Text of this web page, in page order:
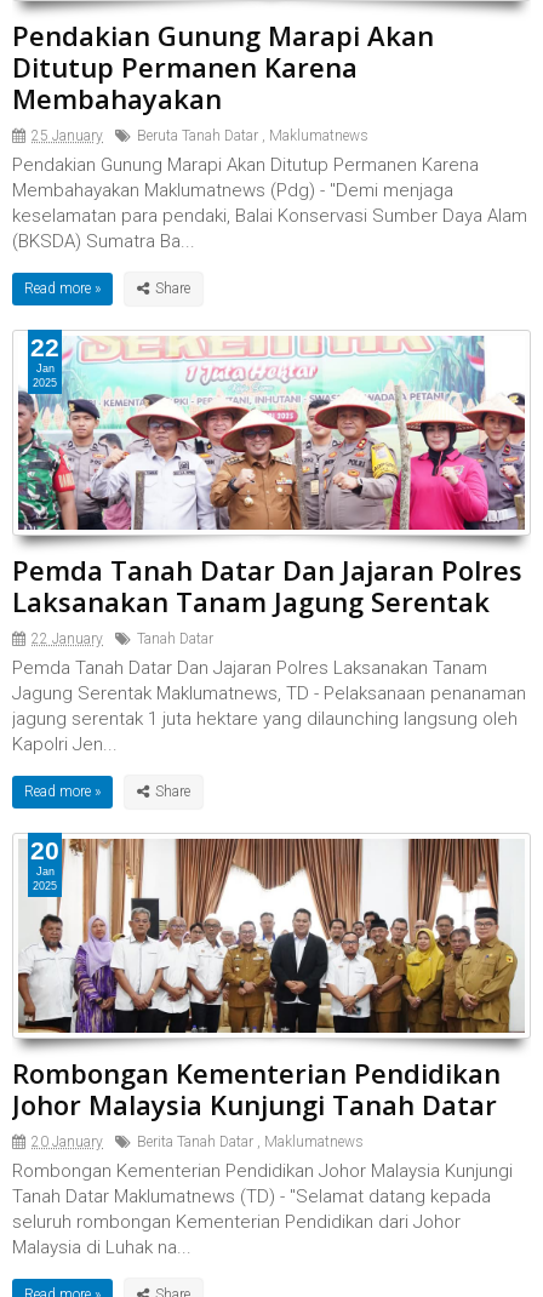
Pendakian Gunung Marapi Akan
Ditutup Permanen Karena
Membahayakan
25 January Beruta Tanah Datar , Maklumatnews
Pendakian Gunung Marapi Akan Ditutup Permanen Karena
Membahayakan Maklumatnews (Pdg) - "Demi menjaga
keselamatan para pendaki, Balai Konservasi Sumber Daya Alam
(BKSDA) Sumatra Ba...
Read more »
Pemda Tanah Datar Dan Jajaran Polres
Laksanakan Tanam Jagung Serentak
22 January Tanah Datar
Pemda Tanah Datar Dan Jajaran Polres Laksanakan Tanam
Jagung Serentak Maklumatnews, TD - Pelaksanaan penanaman
jagung serentak 1 juta hektare yang dilaunching langsung oleh
Kapolri Jen...
Read more »
22
Jan
2025
Rombongan Kementerian Pendidikan
Johor Malaysia Kunjungi Tanah Datar
20 January Berita Tanah Datar , Maklumatnews
Rombongan Kementerian Pendidikan Johor Malaysia Kunjungi
Tanah Datar Maklumatnews (TD) - "Selamat datang kepada
seluruh rombongan Kementerian Pendidikan dari Johor
Malaysia di Luhak na...
20
Jan
2025